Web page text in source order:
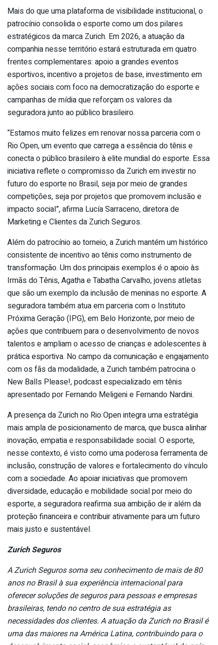
Mais do que uma plataforma de visibilidade institucional, o
patrocínio consolida o esporte como um dos pilares
estratégicos da marca Zurich. Em 2026, a atuação da
companhia nesse território estará estruturada em quatro
frentes complementares: apoio a grandes eventos
esportivos, incentivo a projetos de base, investimento em
ações sociais com foco na democratização do esporte e
campanhas de mídia que reforçam os valores da
seguradora junto ao público brasileiro.
“Estamos muito felizes em renovar nossa parceria com o
Rio Open, um evento que carrega a essência do tênis e
conecta o público brasileiro à elite mundial do esporte. Essa
iniciativa reflete o compromisso da Zurich em investir no
futuro do esporte no Brasil, seja por meio de grandes
competições, seja por projetos que promovem inclusão e
impacto social”, afirma Lucía Sarraceno, diretora de
Marketing e Clientes da Zurich Seguros.
Além do patrocínio ao torneio, a Zurich mantém um histórico
consistente de incentivo ao tênis como instrumento de
transformação. Um dos principais exemplos é o apoio às
Irmãs do Tênis, Agatha e Tabatha Carvalho, jovens atletas
que são um exemplo da inclusão de meninas no esporte. A
seguradora também atua em parceria com o Instituto
Próxima Geração (IPG), em Belo Horizonte, por meio de
ações que contribuem para o desenvolvimento de novos
talentos e ampliam o acesso de crianças e adolescentes à
prática esportiva. No campo da comunicação e engajamento
com os fãs da modalidade, a Zurich também patrocina o
New Balls Please!, podcast especializado em tênis
apresentado por Fernando Meligeni e Fernando Nardini.
A presença da Zurich no Rio Open integra uma estratégia
mais ampla de posicionamento de marca, que busca alinhar
inovação, empatia e responsabilidade social. O esporte,
nesse contexto, é visto como uma poderosa ferramenta de
inclusão, construção de valores e fortalecimento do vínculo
com a sociedade. Ao apoiar iniciativas que promovem
diversidade, educação e mobilidade social por meio do
esporte, a seguradora reafirma sua ambição de ir além da
proteção financeira e contribuir ativamente para um futuro
mais justo e sustentável.
Zurich Seguros
A Zurich Seguros soma seu conhecimento de mais de 80
anos no Brasil à sua experiência internacional para
oferecer soluções de seguros para pessoas e empresas
brasileiras, tendo no centro de sua estratégia as
necessidades dos clientes. A atuação da Zurich no Brasil é
uma das maiores na América Latina, contribuindo para o